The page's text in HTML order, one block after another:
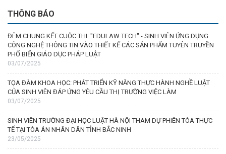
THÔNG BÁO
ĐÊM CHUNG KẾT CUỘC THI: "EDULAW TECH" - SINH VIÊN ỨNG DỤNG
CÔNG NGHỆ THÔNG TIN VÀO THIẾT KẾ CÁC SẢN PHẨM TUYÊN TRUYỀN
PHỔ BIẾN GIÁO DỤC PHÁP LUẬT
03/07/2025
TỌA ĐÀM KHOA HỌC: PHÁT TRIỂN KỸ NĂNG THỰC HÀNH NGHỀ LUẬT
CỦA SINH VIÊN ĐÁP ỨNG YÊU CẦU THỊ TRƯỜNG VIỆC LÀM
03/07/2025
SINH VIÊN TRƯỜNG ĐẠI HỌC LUẬT HÀ NỘI THAM DỰ PHIÊN TÒA THỰC
TẾ TẠI TÒA ÁN NHÂN DÂN TỈNH BẮC NINH
23/05/2025